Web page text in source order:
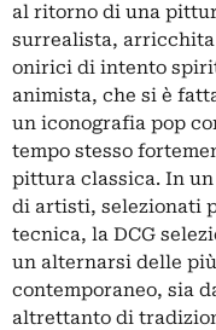
al ritorno di una
surrealista,
onirici di intento
animista, che si è
un iconografia pop
tempo stesso
pittura classica. In
di artisti, selezionati
tecnica, la DCG
un alternarsi delle
contemporaneo, sia
altrettanto di